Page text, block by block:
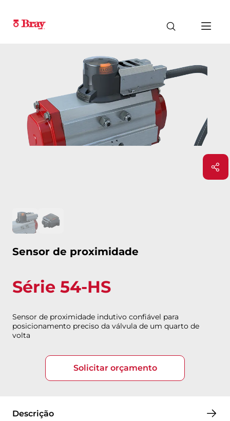
Sensor de proximidade
Série 54-HS
Sensor de proximidade indutivo confiável para
posicionamento preciso da válvula de um quarto de
volta
Solicitar orçamento
Descrição